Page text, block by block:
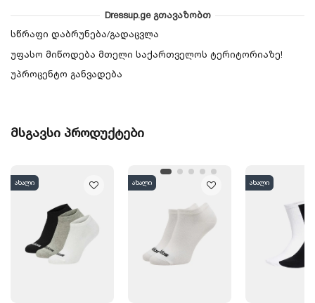
Dressup.ge გთავაზობთ
სწრაფი დაბრუნება/გადაცვლა
უფასო მიწოდება მთელი საქართველოს ტერიტორიაზე!
უპროცენტო განვადება
მსგავსი პროდუქტები
ახალი ახალი ახალი